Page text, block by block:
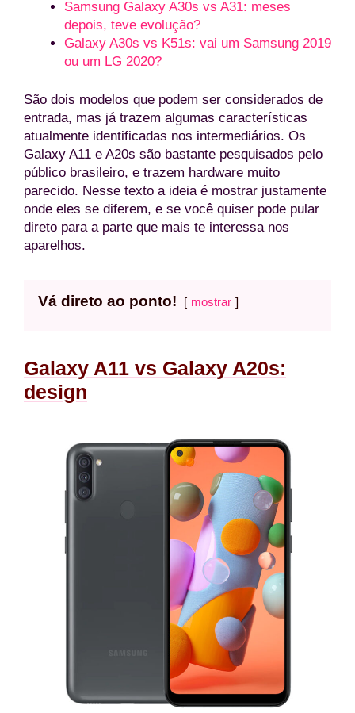
Samsung Galaxy A30s vs A31: meses
depois, teve evolução?
Galaxy A30s vs K51s: vai um Samsung 2019
ou um LG 2020?
São dois modelos que podem ser considerados de
entrada, mas já trazem algumas características
atualmente identificadas nos intermediários. Os
Galaxy A11 e A20s são bastante pesquisados pelo
público brasileiro, e trazem hardware muito
parecido. Nesse texto a ideia é mostrar justamente
onde eles se diferem, e se você quiser pode pular
direto para a parte que mais te interessa nos
aparelhos.
Vá direto ao ponto! mostrar
Galaxy A11 vs Galaxy A20s:
design